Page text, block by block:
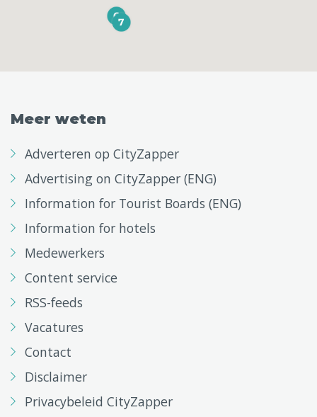
Meer weten
Adverteren op CityZapper
Advertising on CityZapper (ENG)
Information for Tourist Boards (ENG)
Information for hotels
Medewerkers
Content service
RSS-feeds
Vacatures
Contact
Disclaimer
Privacybeleid CityZapper